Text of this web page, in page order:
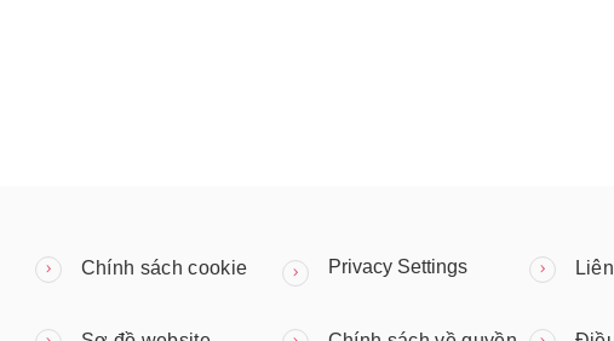
Chính sách cookie Privacy Settings